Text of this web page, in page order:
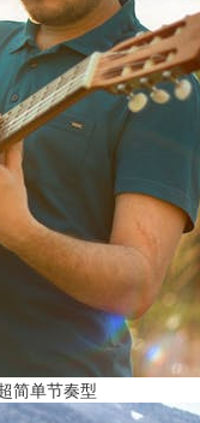
简单节奏型